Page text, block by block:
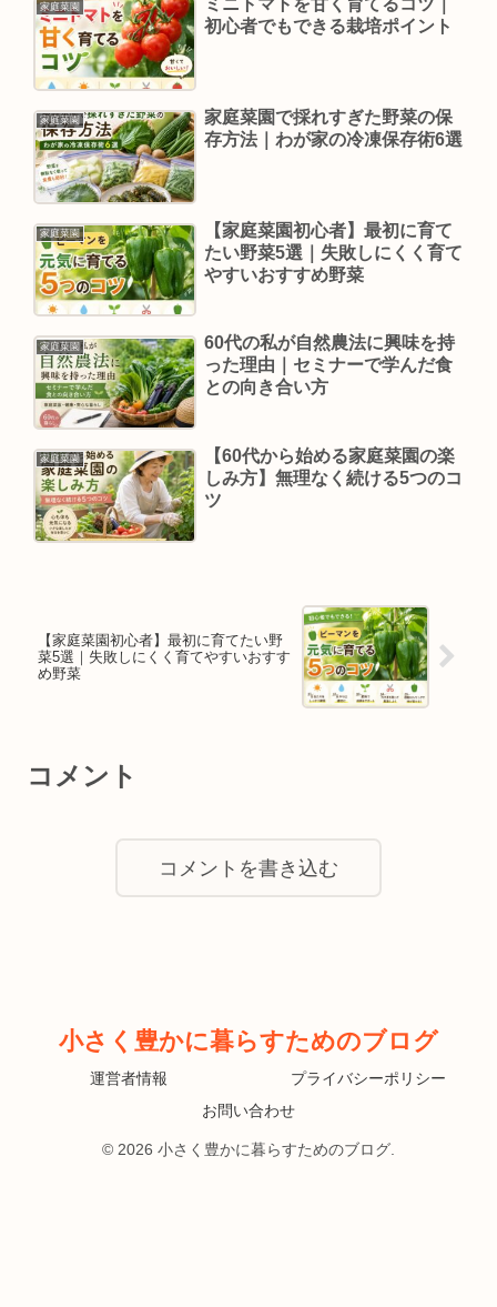
家庭菜園
ミニトマトを甘く育てるコツ｜
初心者でもできる栽培ポイント
家庭菜園
家庭菜園で採れすぎた野菜の保
存方法｜わが家の冷凍保存術6選
家庭菜園
【家庭菜園初心者】最初に育て
たい野菜5選｜失敗しにくく育て
やすいおすすめ野菜
家庭菜園
60代の私が自然農法に興味を持
った理由｜セミナーで学んだ食
との向き合い方
家庭菜園
【60代から始める家庭菜園の楽
しみ方】無理なく続ける5つのコ
ツ
【家庭菜園初心者】最初に育てたい野
菜5選｜失敗しにくく育てやすいおすす
め野菜
コメント
コメントを書き込む
小さく豊かに暮らすためのブログ
運営者情報
プライバシーポリシー
お問い合わせ
© 2026 小さく豊かに暮らすためのブログ.